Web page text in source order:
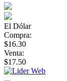
El Dólar
Compra:
$16.30
Venta:
$17.50